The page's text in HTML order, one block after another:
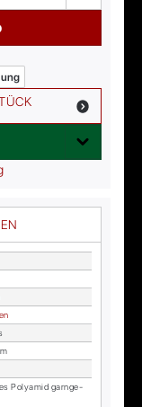
Po­ly­amid garn­ge­